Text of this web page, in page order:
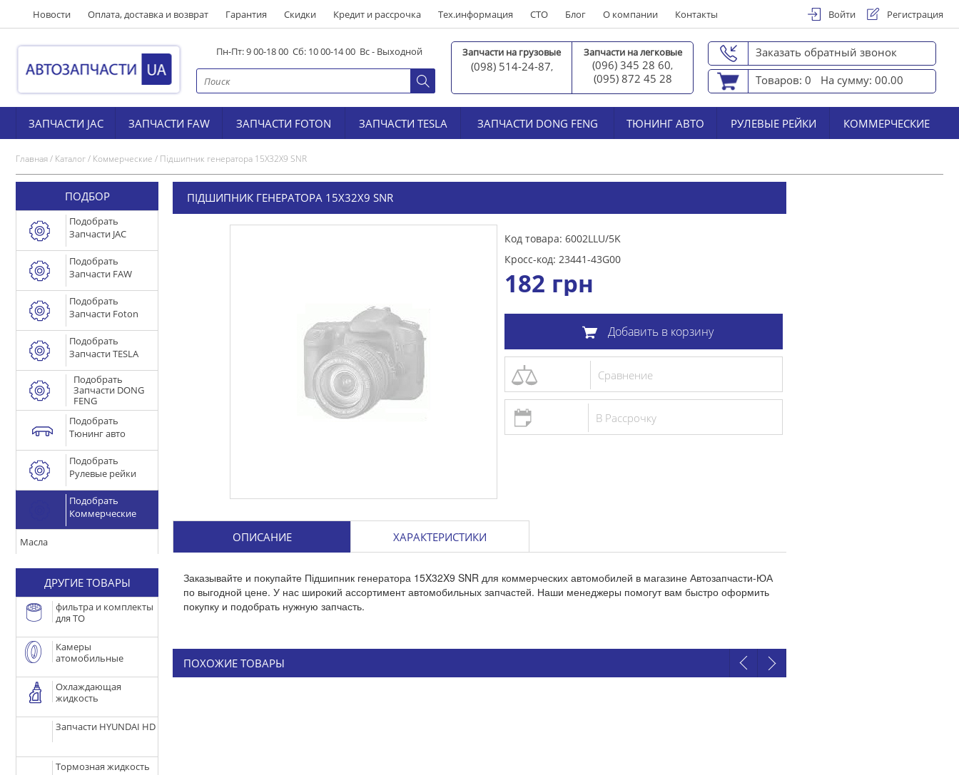
Новости Оплата, доставка и возврат Гарантия Скидки Кредит и рассрочка Тех.информация СТО Блог О компании Контакты Войти Регистрация
Пн-Пт: 9 00-18 00 Сб: 10 00-14 00 Вс - Выходной Запчасти на грузовые
(098) 514-24-87,
Запчасти на легковые
(096) 345 28 60,
(095) 872 45 28
Заказать обратный звонок
Товаров: 0
На сумму: 00.00
ЗАПЧАСТИ JAC ЗАПЧАСТИ FAW ЗАПЧАСТИ FOTON ЗАПЧАСТИ TESLA ЗАПЧАСТИ DONG FENG ТЮНИНГ АВТО РУЛЕВЫЕ РЕЙКИ КОММЕРЧЕСКИЕ
Главная/ Каталог/ Коммерческие / Підшипник генератора 15X32X9 SNR
ПОДБОР
Подобрать
Запчасти JAC
Подобрать
Запчасти FAW
Подобрать
Запчасти Foton
Подобрать
Запчасти TESLA
Подобрать
Запчасти DONG
FENG
Подобрать
Тюнинг авто
Подобрать
Рулевые рейки
Подобрать
Коммерческие
Масла
ДРУГИЕ ТОВАРЫ
фильтра и комплекты
для ТО
Камеры
атомобильные
Охлаждающая
жидкость
Запчасти HYUNDAI HD
Тормозная жидкость
ПІДШИПНИК ГЕНЕРАТОРА 15X32X9 SNR
Код товара: 6002LLU/5K
Кросс-код: 23441-43G00
182 грн
Добавить в корзину
Сравнение
В Рассрочку
ОПИСАНИЕ ХАРАКТЕРИСТИКИ
Заказывайте и покупайте Підшипник генератора 15X32X9 SNR для коммерческих автомобилей в магазине Автозапчасти-ЮА
по выгодной цене. У нас широкий ассортимент автомобильных запчастей. Наши менеджеры помогут вам быстро оформить
покупку и подобрать нужную запчасть.
ПОХОЖИЕ ТОВАРЫ